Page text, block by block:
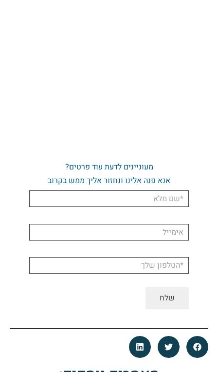
מעוניינים לדעת עוד פרטים?
אנא פנה אלינו ונחזור אליך ממש בקרוב